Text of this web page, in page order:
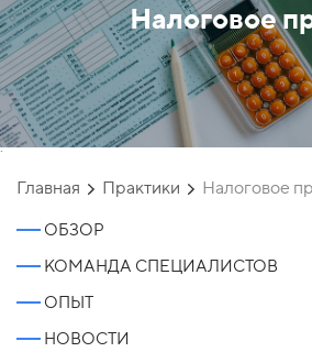
Налоговое
`
Главная Практики Налоговое
ОБЗОР
КОМАНДА СПЕЦИАЛИСТОВ
ОПЫТ
НОВОСТИ